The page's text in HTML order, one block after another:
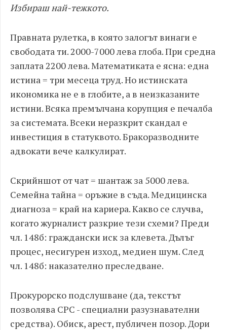
Избираш най-тежкото.
Правната рулетка, в която залогът винаги е
свободата ти. 2000-7000 лева глоба. При средна
заплата 2200 лева. Математиката е ясна: една
истина = три месеца труд. Но истинската
икономика не е в глобите, а в неизказаните
истини. Всяка премълчана корупция е печалба
за системата. Всеки неразкрит скандал е
инвестиция в статуквото. Бракоразводните
адвокати вече калкулират.
Скрийншот от чат = шантаж за 5000 лева.
Семейна тайна = оръжие в съда. Медицинска
диагноза = край на кариера. Какво се случва,
когато журналист разкрие тези схеми? Преди
чл. 148б: граждански иск за клевета. Дълъг
процес, несигурен изход, медиен шум. След
чл. 148б: наказателно преследване.
Прокурорско подслушване (да, текстът
позволява СРС - специални разузнавателни
средства). Обиск, арест, публичен позор. Дори